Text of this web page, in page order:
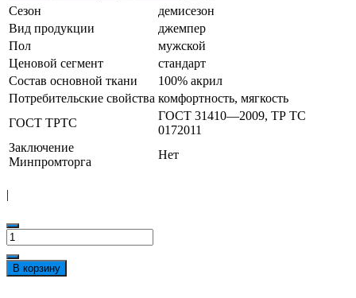
Сезон
демисезон
Вид продукции
джемпер
Пол
мужской
Ценовой сегмент
стандарт
Состав основной ткани
100% акрил
Потребительские свойства комфортность, мягкость
ГОСТ ТРТС
ГОСТ 31410—2009, ТР ТС
0172011
Заключение
Минпромторга
Нет
|
Количество
товара
Джемпер
форменный
В корзину